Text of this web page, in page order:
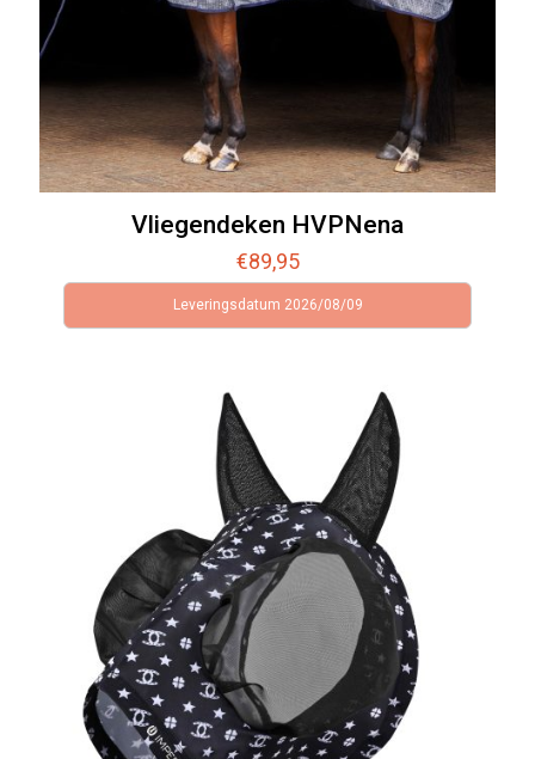
Vliegendeken HVPNena
€89,95
Leveringsdatum 2026/08/09